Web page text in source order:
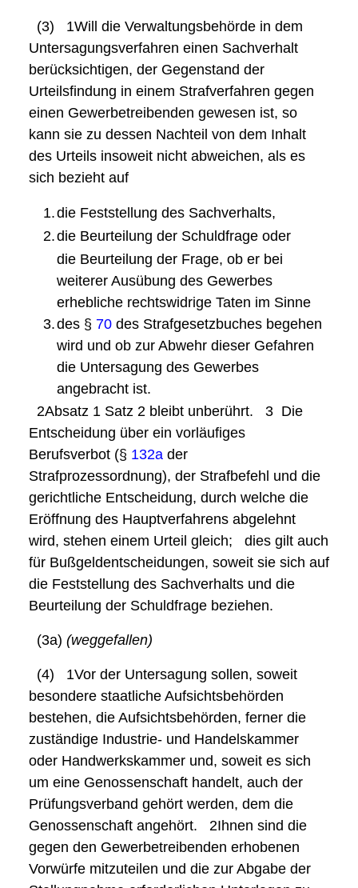
(3) 1Will
die Verwaltungsbehörde in dem
Untersagungsverfahren einen Sachverhalt
berücksichtigen, der Gegenstand der
Urteilsfindung in einem Strafverfahren gegen
einen Gewerbetreibenden gewesen ist, so
kann sie zu dessen Nachteil von dem Inhalt
des Urteils insoweit nicht abweichen, als es
sich bezieht auf
1.die Feststellung des Sachverhalts,
2.die Beurteilung der Schuldfrage oder
3.
die Beurteilung der Frage, ob er bei
weiterer Ausübung des Gewerbes
erhebliche rechtswidrige Taten im Sinne
des § 70 des Strafgesetzbuches begehen
wird und ob zur Abwehr dieser Gefahren
die Untersagung des Gewerbes
angebracht ist.
2Absatz 1 Satz 2 bleibt unberührt. 3 Die
Entscheidung über ein vorläufiges
Berufsverbot (§ 132a der
Strafprozessordnung), der Strafbefehl und die
gerichtliche Entscheidung, durch welche die
Eröffnung des Hauptverfahrens abgelehnt
wird, stehen einem Urteil gleich;
dies gilt auch
für Bußgeldentscheidungen, soweit sie sich auf
die Feststellung des Sachverhalts und die
Beurteilung der Schuldfrage beziehen.
(3a) (weggefallen)
(4) 1Vor der Untersagung sollen, soweit
besondere staatliche Aufsichtsbehörden
bestehen, die Aufsichtsbehörden, ferner die
zuständige Industrie- und Handelskammer
oder Handwerkskammer und, soweit es sich
um eine Genossenschaft handelt, auch der
Prüfungsverband gehört werden, dem die
Genossenschaft angehört.
2Ihnen sind die
gegen den Gewerbetreibenden erhobenen
Vorwürfe mitzuteilen und die zur Abgabe der